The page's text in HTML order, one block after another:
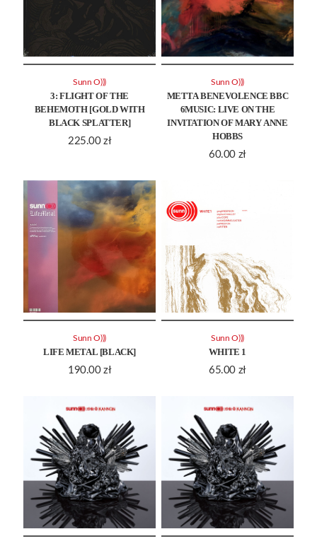
3: FLIGHT OF THE
BEHEMOTH [GOLD WITH
BLACK SPLATTER]
225.00 zł
Sunn O)))
METTA BENEVOLENCE BBC
6MUSIC: LIVE ON THE
INVITATION OF MARY ANNE
HOBBS
60.00 zł
Sunn O)))
LIFE METAL [BLACK]
190.00 zł
Sunn O)))
WHITE 1
65.00 zł
Sunn O)))